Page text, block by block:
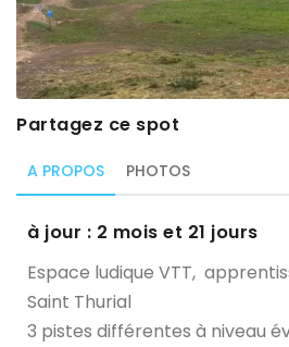
Trial
XC Rando - VTTAE
XCO
Constructeurs-Shapers
Derniers commentaires
Partagez ce spot
A PROPOS PHOTOS
à jour : 2 mois et 21 jours
Espace ludique VTT,
Saint Thurial
3 pistes différentes à niveau